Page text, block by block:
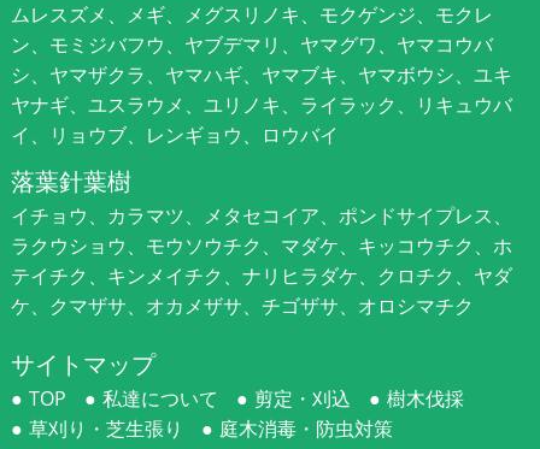
ムレスズメ、メギ、メグスリノキ、モクゲンジ、モクレ
ン、モミジバフウ、ヤブデマリ、ヤマグワ、ヤマコウバ
シ、ヤマザクラ、ヤマハギ、ヤマブキ、ヤマボウシ、ユキ
ヤナギ、ユスラウメ、ユリノキ、ライラック、リキュウバ
イ、リョウブ、レンギョウ、ロウバイ
落葉針葉樹
イチョウ、カラマツ、メタセコイア、ポンドサイプレス、
ラクウショウ、モウソウチク、マダケ、キッコウチク、ホ
テイチク、キンメイチク、ナリヒラダケ、クロチク、ヤダ
ケ、クマザサ、オカメザサ、チゴザサ、オロシマチク
サイトマップ
TOP 私達について 剪定・刈込
樹木伐採
草刈り・芝生張り
庭木消毒・防虫対策